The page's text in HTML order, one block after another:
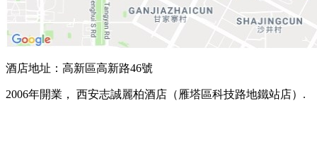
酒店地址：高新區高新路46號
2006年開業， 西安志誠麗柏酒店（雁塔區科技路地鐵站店）.